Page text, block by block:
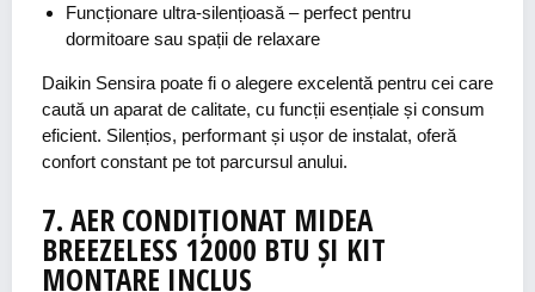
Funcționare ultra-silențioasă – perfect pentru
dormitoare sau spații de relaxare
Daikin Sensira poate fi o alegere excelentă pentru cei care
caută un aparat de calitate, cu funcții esențiale și consum
eficient. Silențios, performant și ușor de instalat, oferă
confort constant pe tot parcursul anului.
7. AER CONDIȚIONAT MIDEA
BREEZELESS 12000 BTU ȘI KIT
MONTARE INCLUS